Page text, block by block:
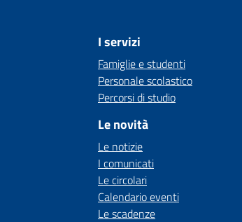
I servizi
Famiglie e studenti
Personale scolastico
Percorsi di studio
Le novità
Le notizie
I comunicati
Le circolari
Calendario eventi
Le scadenze